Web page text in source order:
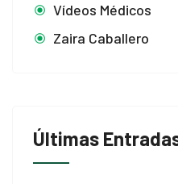
Vídeos Médicos
Zaira Caballero
Últimas